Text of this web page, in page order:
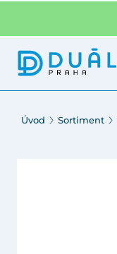
Úvod Sortiment